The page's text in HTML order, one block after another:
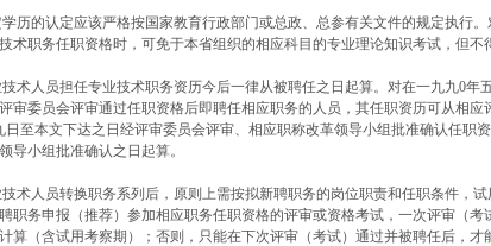
历的认定应该严格按国家教育行政部门或总政、总参有关文件的规定执行。
术职务任职资格时，可免于本省组织的相应科目的专业理论知识考试，但不
术人员担任专业技术职务资历今后一律从被聘任之日起算。对在一九九0年
审委员会评审通过任职资格后即聘任相应职务的人员，其任职资历可从相
日至本文下达之日经评审委员会评审、相应职称改革领导小组批准确认任职
导小组批准确认之日起算。
术人员转换职务系列后，原则上需按拟新聘职务的岗位职责和任职条件，
职务申报（推荐）参加相应职务任职资格的评审或资格考试，一次评审（
算（含试用考察期）；否则，只能在下次评审（考试）通过并被聘任后，才